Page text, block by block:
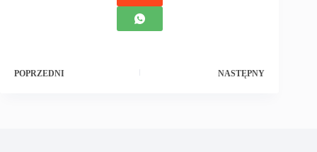
POPRZEDNI NASTĘPNY